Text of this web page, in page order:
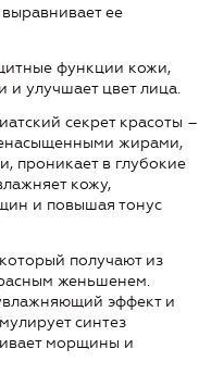
ее
функции кожи,
и улучшает цвет лица.
секрет красоты –
жирами,
проникает в глубокие
кожу,
и повышая тонус
получают из
женьшенем.
эффект и
синтез
морщины и